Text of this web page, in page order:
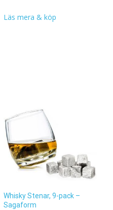
Läs mera & köp
Whisky Stenar, 9-pack –
Sagaform